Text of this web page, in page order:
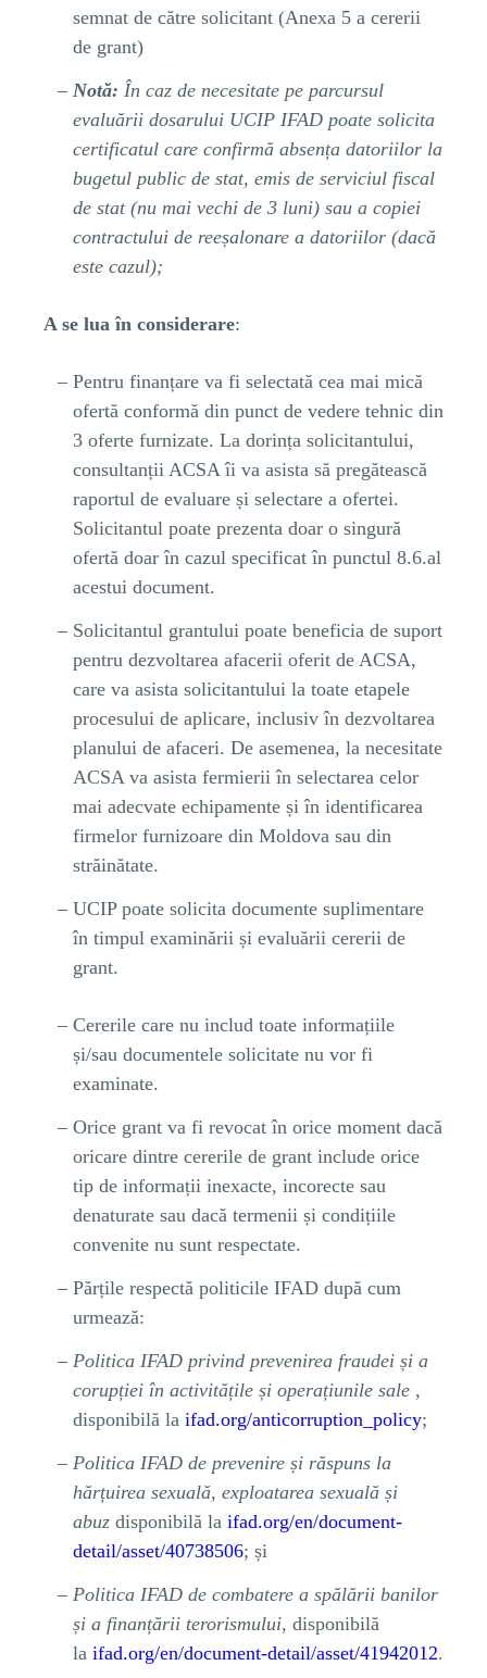
semnat de către solicitant (Anexa 5 a cererii
de grant)
Notă: În caz de necesitate pe parcursul
evaluării dosarului UCIP IFAD poate solicita
certificatul care confirmă absența datoriilor la
bugetul public de stat, emis de serviciul fiscal
de stat (nu mai vechi de 3 luni) sau a copiei
contractului de reeșalonare a datoriilor (dacă
este cazul);
A se lua în considerare:
Pentru finanțare va fi selectată cea mai mică
ofertă conformă din punct de vedere tehnic din
3 oferte furnizate. La dorința solicitantului,
consultanții ACSA îi va asista să pregătească
raportul de evaluare și selectare a ofertei.
Solicitantul poate prezenta doar o singură
ofertă doar în cazul specificat în punctul 8.6.al
acestui document.
Solicitantul grantului poate beneficia de suport
pentru dezvoltarea afacerii oferit de ACSA,
care va asista solicitantului la toate etapele
procesului de aplicare, inclusiv în dezvoltarea
planului de afaceri. De asemenea, la necesitate
ACSA va asista fermierii în selectarea celor
mai adecvate echipamente și în identificarea
firmelor furnizoare din Moldova sau din
străinătate.
UCIP poate solicita documente suplimentare
în timpul examinării și evaluării cererii de
grant.
Cererile care nu includ toate informațiile
și/sau documentele solicitate nu vor fi
examinate.
Orice grant va fi revocat în orice moment dacă
oricare dintre cererile de grant include orice
tip de informații inexacte, incorecte sau
denaturate sau dacă termenii și condițiile
convenite nu sunt respectate.
Părțile respectă politicile IFAD după cum
urmează:
Politica IFAD privind prevenirea fraudei și a
corupției în activitățile și operațiunile sale ,
disponibilă la ifad.org/anticorruption_policy;
Politica IFAD de prevenire și răspuns la
hărțuirea sexuală, exploatarea sexuală și
abuz disponibilă la ifad.org/en/document-
detail/asset/40738506; și
Politica IFAD de combatere a spălării banilor
și a finanțării terorismului, disponibilă
la ifad.org/en/document-detail/asset/41942012.